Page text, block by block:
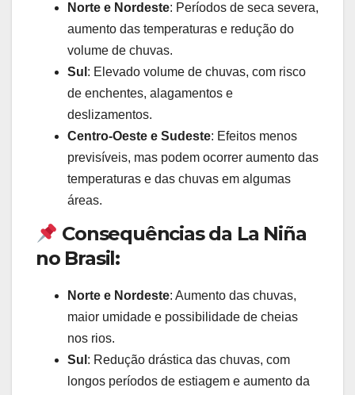
Norte e Nordeste: Períodos de seca severa,
aumento das temperaturas e redução do
volume de chuvas.
Sul : Elevado volume de chuvas, com risco
de enchentes, alagamentos e
deslizamentos.
Centro-Oeste e Sudeste: Efeitos menos
previsíveis, mas podem ocorrer aumento das
temperaturas e das chuvas em algumas
áreas.
Consequências da La Niña
no Brasil:
Norte e Nordeste: Aumento das chuvas,
maior umidade e possibilidade de cheias
nos rios.
Sul : Redução drástica das chuvas, com
longos períodos de estiagem e aumento da